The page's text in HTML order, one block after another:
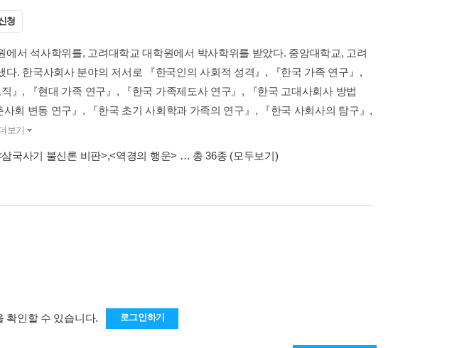
청
서 석사학위를, 고려대학교 대학원에서 박사학위를 받았다. 중앙대학교, 고려
. 한국사회사 분야의 저서로 『한국인의 사회적 성격』, 『한국 가족 연구』,
』, 『현대 가족 연구』, 『한국 가족제도사 연구』, 『한국 고대사회사 방법
회 변동 연구』, 『한국 초기 사회학과 가족의 연구』, 『한국 사회사의 탐구』,
보기
국사기 불신론 비판>,<역경의 행운> … 총 36종 (모두보기)
확인할 수 있습니다. 로그인하기